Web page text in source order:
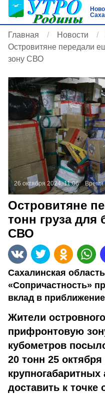
Главная Новости
Островитяне передали
зону СВО
26 октября 2024, 11:06 Время
Островитяне
тонн груза для
СВО
Сахалинская
«Сопричастность»
вклад в
Жители
прифронтовую
кубометров
20 тонн 25
доставить к точке